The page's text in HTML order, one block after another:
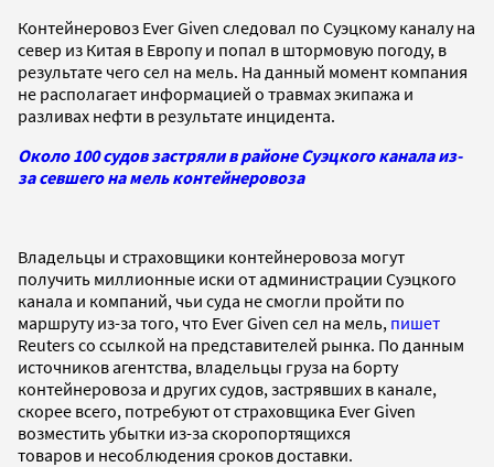
Контейнеровоз Ever Given следовал по Суэцкому каналу на
север из Китая в Европу и попал в штормовую погоду, в
результате чего сел на мель. На данный момент компания
не располагает информацией о травмах экипажа и
разливах нефти в результате инцидента.
Около 100 судов застряли в районе Суэцкого канала из-
за севшего на мель контейнеровоза
Владельцы и страховщики контейнеровоза могут
получить миллионные иски от администрации Суэцкого
канала и компаний, чьи суда не смогли пройти по
маршруту из-за того, что Ever Given сел на мель, пишет
Reuters со ссылкой на представителей рынка. По данным
источников агентства, владельцы груза на борту
контейнеровоза и других судов, застрявших в канале,
скорее всего, потребуют от страховщика Ever Given
возместить убытки из-за скоропортящихся
товаров и несоблюдения сроков доставки.